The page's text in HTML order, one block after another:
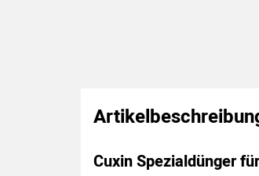
Cuxin Spezialdünger